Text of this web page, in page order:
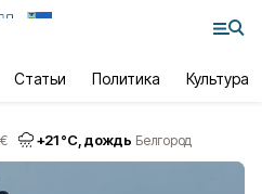
Статьи Политика Культура
€ +21°С, дождь Белгород